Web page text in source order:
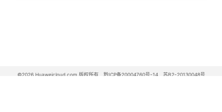
获
©2026 Huaweicloud.com 版权所有 黔ICP备20004760号-14
苏B2-20130048号